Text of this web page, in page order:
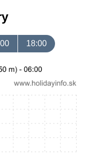
18:00